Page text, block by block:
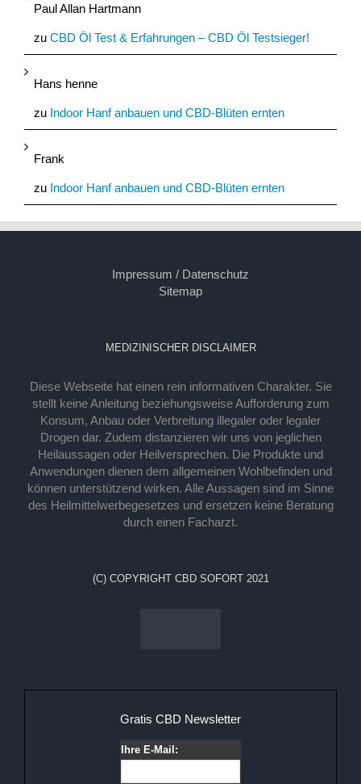
Paul Allan Hartmann
zu CBD Öl Test & Erfahrungen – CBD Öl Testsieger!
Hans henne
zu Indoor Hanf anbauen und CBD-Blüten ernten
Frank
zu Indoor Hanf anbauen und CBD-Blüten ernten
Impressum / Datenschutz
Sitemap
MEDIZINISCHER DISCLAIMER
Diese Webseite hat einen rein informativen Charakter. Sie
stellt keine Anleitung beziehungsweise Aufforderung zum
Konsum, Anbau oder Verbreitung illegaler oder legaler
Drogen dar. Zudem distanzieren wir uns von jeglichen
Heilaussagen oder Heilversprechen. Die Produkte und
Anwendungen dienen dem allgemeinen Wohlbefinden und
können unterstützend wirken. Alle Aussagen sind im Sinne
des Heilmittelwerbegesetzes und ersetzen keine Beratung
durch einen Facharzt.
(C) COPYRIGHT CBD SOFORT 2021
Gratis CBD Newsletter
Ihre E-Mail: